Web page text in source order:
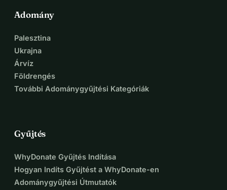
Adomány
Palesztina
Ukrajna
Árvíz
Földrengés
További Adománygyűjtési Kategóriák
Gyűjtés
WhyDonate Gyűjtés Indítása
Hogyan Indíts Gyűjtést a WhyDonate-en
Adománygyűjtési Útmutatók